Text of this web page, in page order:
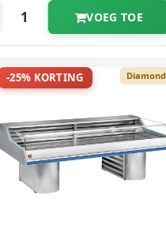
VOEG TOE
-25% KORTING Diamond